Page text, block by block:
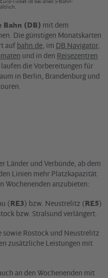
Bahn (DB) mit dem
Die günstigen Monatskarten
auf bahn.de , im DB Navigator,
und in den Reisezentren
die Vorbereitungen für
in Berlin, Brandenburg und
Länder und Verbünde, ab dem
Linien mehr Platzkapazität
Wochenenden anzubieten:
(RE3) bzw. Neustrelitz (RE5)
bzw. Stralsund verlängert.
sowie Rostock und Neustrelitz
zusätzliche Leistungen mit
an den Wochenenden mit